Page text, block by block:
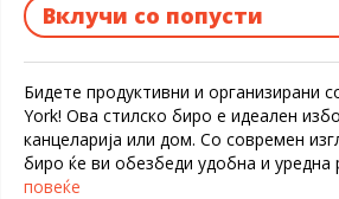
Вклучи со попусти
Бидете продуктивни и организирани
York! Ова стилско биро е идеален
канцеларија или дом. Со современ
биро ќе ви обезбеди удобна и уредна
повеќе